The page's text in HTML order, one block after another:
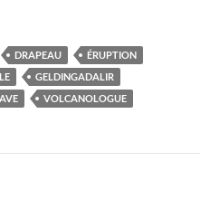
DRAPEAU
ÉRUPTION
GELDINGADALIR
VOLCANOLOGUE